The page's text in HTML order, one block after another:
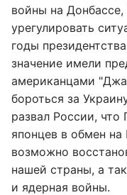
войны на
урегулировать
годы
значение имели
американцами
бороться за
развал России, что
японцев в обмен на
возможно
нашей страны, а
и ядерная войны.